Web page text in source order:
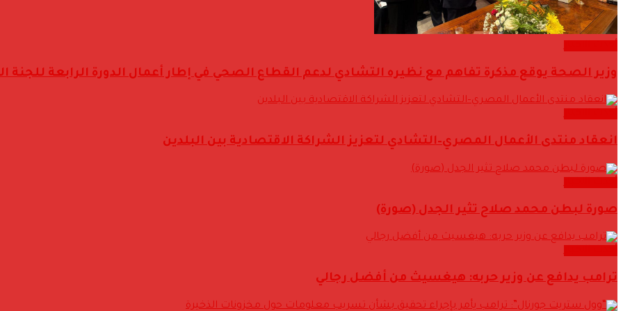
وزير الصحة يوقع مذكرة تفاهم مع نظيره التشادي لدعم القطاع الصحي في إطار أعمال الدورة الرابعة للجنة
انعقاد منتدى الأعمال المصري–التشادي لتعزيز الشراكة الاقتصادية بين البلدين
صورة لبطن محمد صلاح تثير الجدل (صورة)
ترامب يدافع عن وزير حربه: هيغسيث من أفضل رجالي